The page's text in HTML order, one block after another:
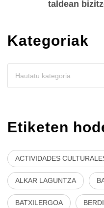
taldean
Kategoriak
Etiketen
ACTIVIDADES
ALKAR LAGUNTZA
BATXILERGOA